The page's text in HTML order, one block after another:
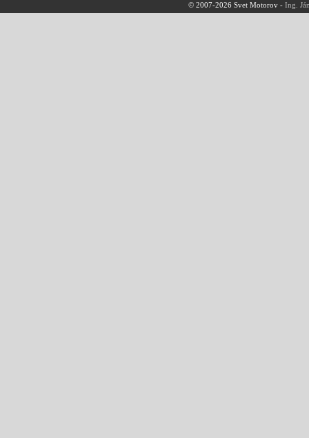
© 2007-2026 Svet Motorov -Ing.